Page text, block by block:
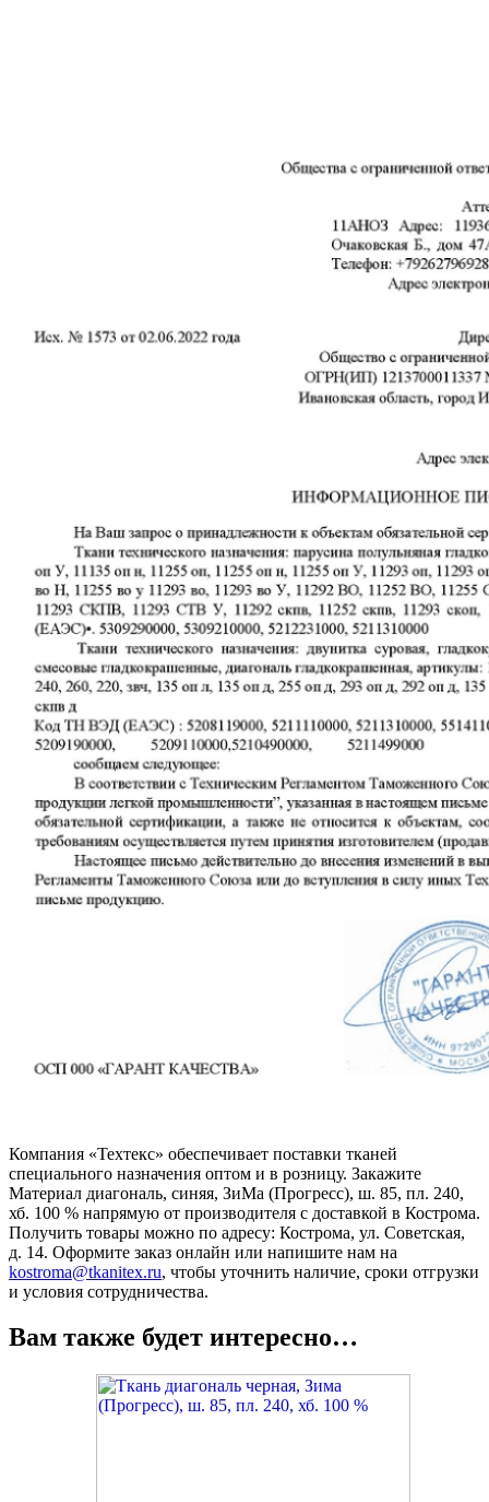
Компания «Техтекс» обеспечивает поставки тканей
специального назначения оптом и в розницу. Закажите
Материал диагональ, синяя, ЗиМа (Прогресс), ш. 85, пл. 240,
хб. 100 % напрямую от производителя с доставкой в Кострома.
Получить товары можно по адресу: Кострома, ул. Советская,
д. 14. Оформите заказ онлайн или напишите нам на
kostroma@tkanitex.ru, чтобы уточнить наличие, сроки отгрузки
и условия сотрудничества.
Вам также будет интересно…